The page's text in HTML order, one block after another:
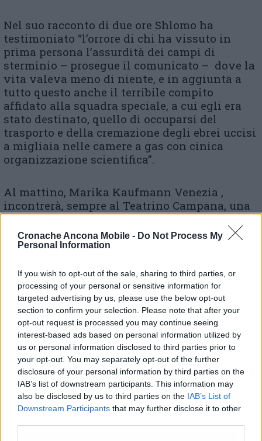
Cronache Ancona Mobile - Do Not Process My
Personal Information
If you wish to opt-out of the sale, sharing to third parties, or
processing of your personal or sensitive information for
targeted advertising by us, please use the below opt-out
section to confirm your selection. Please note that after your
opt-out request is processed you may continue seeing
interest-based ads based on personal information utilized by
us or personal information disclosed to third parties prior to
your opt-out. You may separately opt-out of the further
disclosure of your personal information by third parties on the
IAB’s list of downstream participants. This information may
also be disclosed by us to third parties on the IAB’s List of
Downstream Participants that may further disclose it to other
Nel suo racconto di due ore Shlomo ha
testimoniato “l’orrore di chi ha vissuto in
prima persona l’assurdità dei campi di
sterminio – prosegue il comunicato – dove la
vita valeva meno di niente, e in aggiunta a
tutto questo anche il terribile compito
affidato alla squadra speciale, a cui egli era
stato destinato, quello di occuparsi del
trasporto e della cremazione degli ebrei uccisi
a migliaia nelle camere a gas con cinica
organizzazione scientifica”.
Al mattino, Marika Kaufmann Venezia ,
incontrerà, sempre al Teatrino Campana, una
rappresentanza degli studenti degli Istituti
Comprensivi di Osimo. Relatore dell’incontro
il Prof. Marconi. Nel foyer del teatro sarà
selezionare le opere del concorso, circa
duecento, una commissione di esperti,
presieduta dallo scultore Ermanno Nobili.
“L’ampia partecipazione degli studenti degli
Istituti Comprensivi di Osimo e Castelfidardo
– chiude la nota- testimonia la grande
sensibilità e attenzione dei giovani e dei
giovanissimi su temi importanti come
questo”.
© RIPRODUZIONE RISERVATA